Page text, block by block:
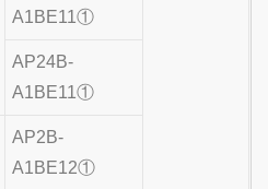
A1BE11①
AP24B-
A1BE11①
AP2B-
A1BE12①